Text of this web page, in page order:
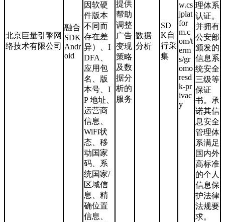
北京巨量引擎网
络技术有限公司
融合
SDK
Andr
oid
因软硬
件版本
不同而
存在差
异）、I
DFA、
应用包
名、版
本号、I
P 地址、
运营商
信息、
WiFi状
态、移
动国家
码、系
统国家/
区域信
息、精
确位置
信息、
提供
帮助
调整
广告
变现
策略
及数
据分
析的
服务
数据
分析
SD
K自
行采
集
w.cs
jplat
for
m.c
om/t
erm
s/gr
omo
resd
k-pr
ivac
y
理体系
认证。
并拥有
公安部
颁发的
信息系
统安全
三级等
保证
书。承
诺其信
息安全
管理体
系满足
国内外
高标准
的个人
信息保
护法律
法规要
求。